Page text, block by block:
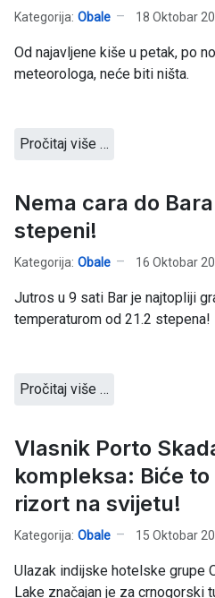
Kategorija: Obale 18 Oktobar
Od najavljene kiše u petak, po
meteorologa, neće biti ništa.
Pročitaj više …
Nema cara do
stepeni!
Kategorija: Obale 16 Oktobar
Jutros u 9 sati Bar je najtopliji
temperaturom od 21.2 stepena!
Pročitaj više …
Vlasnik Porto
kompleksa: Biće
rizort na svijetu!
Kategorija: Obale 15 Oktobar
Ulazak indijske hotelske grupe
Lake značajan je za crnogorski